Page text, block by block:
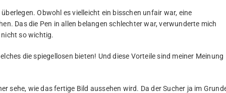
Obwohl es vielleicht ein bisschen unfair war, eine
Das die Pen in allen belangen schlechter war, verwunderte mich
so wichtig.
die spiegellosen bieten! Und diese Vorteile sind meiner Meinung
sehe, wie das fertige Bild aussehen wird. Da der Sucher ja im